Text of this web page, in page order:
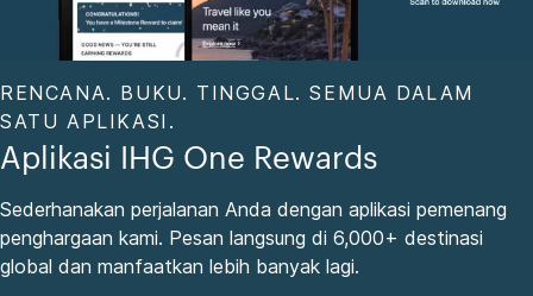
RENCANA. BUKU. TINGGAL. SEMUA DALAM
SATU APLIKASI.
Aplikasi IHG One Rewards
Sederhanakan perjalanan Anda dengan aplikasi pemenang
penghargaan kami. Pesan langsung di 6,000+ destinasi
global dan manfaatkan lebih banyak lagi.